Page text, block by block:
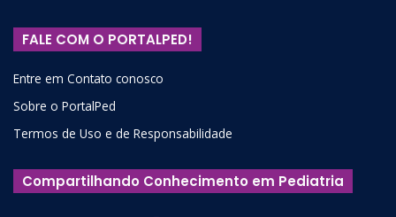
FALE COM O PORTALPED!
Entre em Contato conosco
Sobre o PortalPed
Termos de Uso e de Responsabilidade
Compartilhando Conhecimento em Pediatria